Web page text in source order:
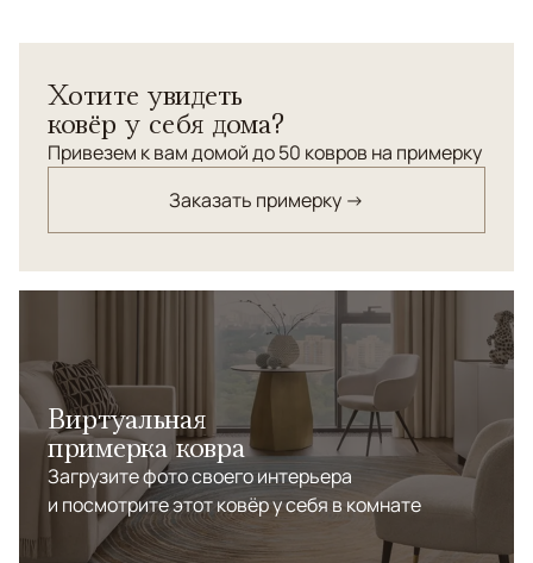
Хотите увидеть
ковёр у себя дома?
Привезем к вам домой до 50 ковров на примерку
Заказать примерку →
Виртуальная
примерка ковра
Загрузите фото своего интерьера
и посмотрите этот ковёр у себя в комнате